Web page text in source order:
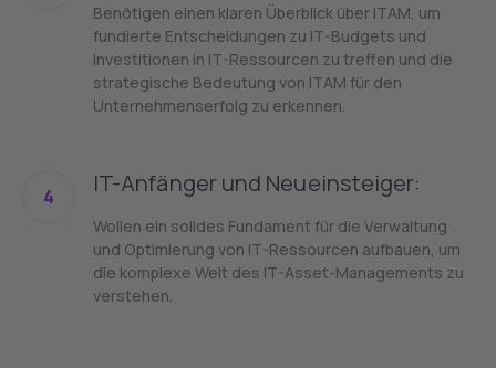
Benötigen einen klaren Überblick über ITAM, um
fundierte Entscheidungen zu IT-Budgets und
Investitionen in IT-Ressourcen zu treffen und die
strategische Bedeutung von ITAM für den
Unternehmenserfolg zu erkennen.
4 IT-Anfänger und Neueinsteiger:
Wollen ein solides Fundament für die Verwaltung
und Optimierung von IT-Ressourcen aufbauen, um
die komplexe Welt des IT-Asset-Managements zu
verstehen.